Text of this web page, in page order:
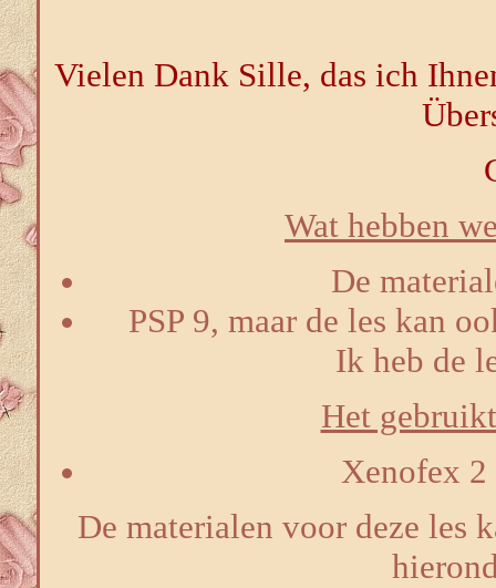
Vielen Dank Sille, das ich
Wat hebben
De
PSP 9, maar de les kan
Ik heb de
Het
Xenofex
De materialen voor deze les